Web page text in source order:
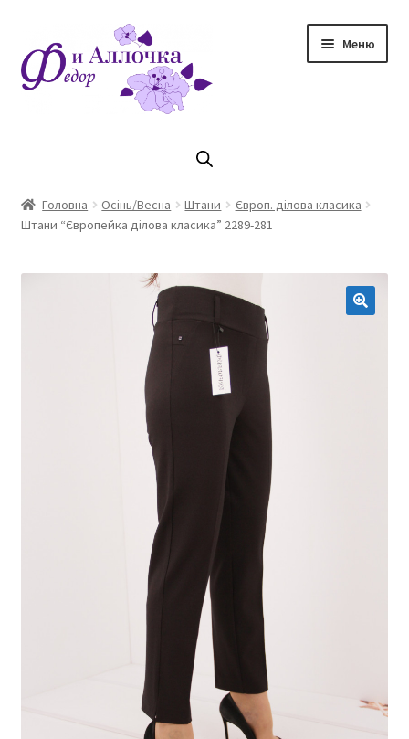
до
навігації
до
контенту
Меню
Магазин
Головна Осінь/Весна Штани
Європ. ділова класика
Штани “Європейка ділова класика” 2289-281